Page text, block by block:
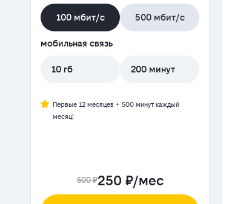
100 мбит/с 500 мбит/с
мобильная связь
10 гб 200 минут
Первые 12 месяцев + 500 минут каждый
месяц!
500 ₽250 ₽/мес